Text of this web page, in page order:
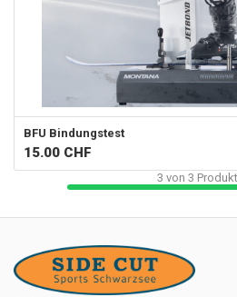
BFU Bindungstest
15.00 CHF
3 von 3